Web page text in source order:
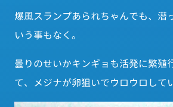
爆風スランプあられちゃんでも、潜
いう事もなく。
曇りのせいかキンギョも活発に繁殖
て、メジナが卵狙いでウロウロして